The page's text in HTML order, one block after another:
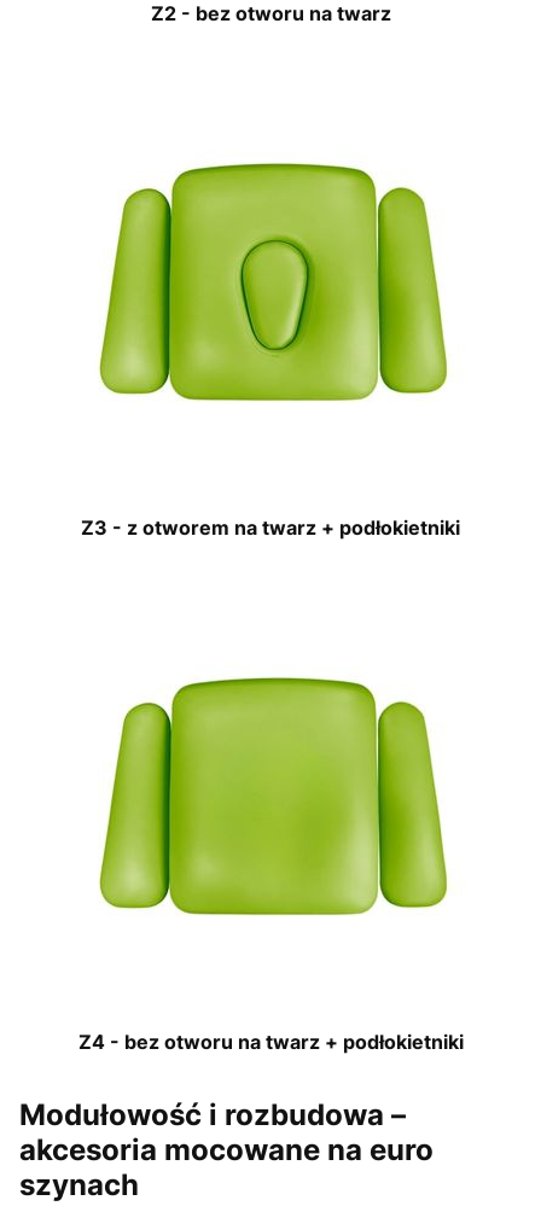
Z2 - bez otworu na twarz
Z3 - z otworem na twarz + podłokietniki
Z4 - bez otworu na twarz + podłokietniki
Modułowość i rozbudowa –
akcesoria mocowane na euro
szynach